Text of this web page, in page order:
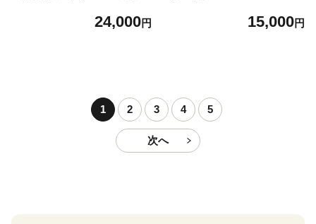
河北町産 【河北町観光物産協
24,000円 15,000円
1 2 3 4 5
次へ